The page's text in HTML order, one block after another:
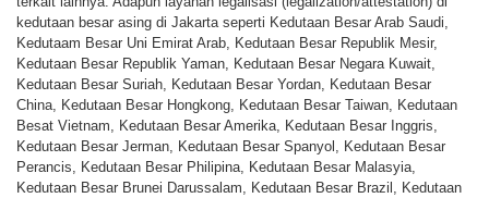
kedutaan besar asing di Jakarta seperti Kedutaan Besar Arab Saudi,
Kedutaam Besar Uni Emirat Arab, Kedutaan Besar Republik Mesir,
Kedutaan Besar Republik Yaman, Kedutaan Besar Negara Kuwait,
Kedutaan Besar Suriah, Kedutaan Besar Yordan, Kedutaan Besar
China, Kedutaan Besar Hongkong, Kedutaan Besar Taiwan, Kedutaan
Besat Vietnam, Kedutaan Besar Amerika, Kedutaan Besar Inggris,
Kedutaan Besar Jerman, Kedutaan Besar Spanyol, Kedutaan Besar
Perancis, Kedutaan Besar Philipina, Kedutaan Besar Malasyia,
Kedutaan Besar Brunei Darussalam, Kedutaan Besar Brazil, Kedutaan